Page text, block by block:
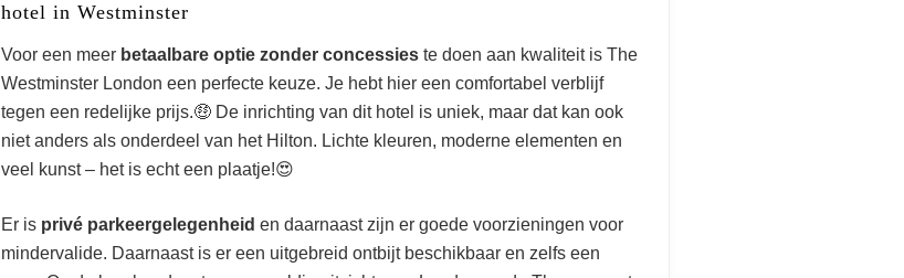
hotel in Westminster
Voor een meer betaalbare optie zonder concessies te doen aan kwaliteit is The
Westminster London een perfecte keuze. Je hebt hier een comfortabel verblijf
tegen een redelijke prijs.🤑 De inrichting van dit hotel is uniek, maar dat kan ook
niet anders als onderdeel van het Hilton. Lichte kleuren, moderne elementen en
veel kunst – het is echt een plaatje!😍
Er is privé parkeergelegenheid en daarnaast zijn er goede voorzieningen voor
mindervalide. Daarnaast is er een uitgebreid ontbijt beschikbaar en zelfs een